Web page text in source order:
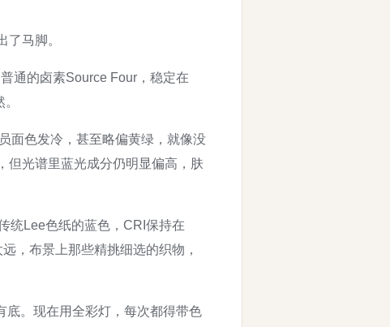
了马脚。
通的卤素Source Four，稳定在
面色发冷，甚至略偏黄绿，就像没
但光谱里蓝光成分仍明显偏高，肤
统Lee色纸的蓝色，CRI保持在
，布景上那些精挑细选的织物，
底。现在用全彩灯，每次都得带色